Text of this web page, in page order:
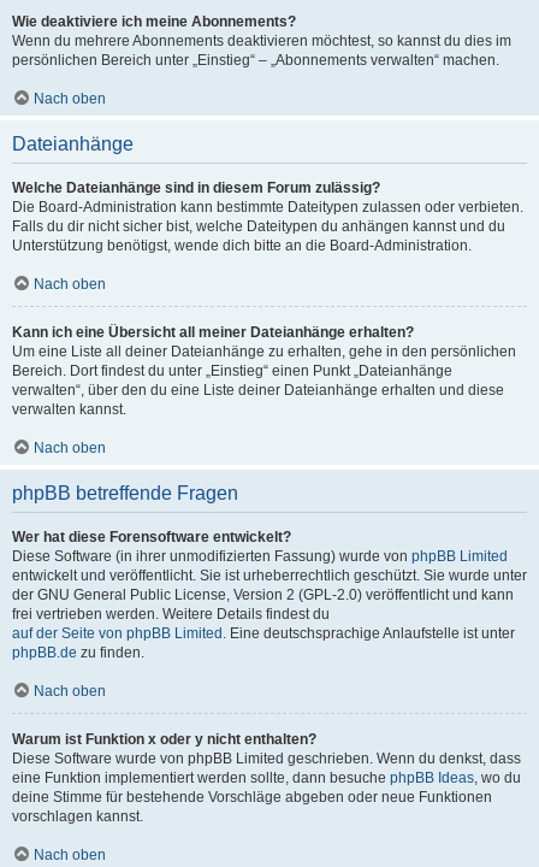
Wie deaktiviere ich meine Abonnements?
Wenn du mehrere Abonnements deaktivieren möchtest, so kannst du dies im
persönlichen Bereich unter „Einstieg“ – „Abonnements verwalten“ machen.
Nach oben
Dateianhänge
Welche Dateianhänge sind in diesem Forum zulässig?
Die Board-Administration kann bestimmte Dateitypen zulassen oder verbieten.
Falls du dir nicht sicher bist, welche Dateitypen du anhängen kannst und du
Unterstützung benötigst, wende dich bitte an die Board-Administration.
Nach oben
Kann ich eine Übersicht all meiner Dateianhänge erhalten?
Um eine Liste all deiner Dateianhänge zu erhalten, gehe in den persönlichen
Bereich. Dort findest du unter „Einstieg“ einen Punkt „Dateianhänge
verwalten“, über den du eine Liste deiner Dateianhänge erhalten und diese
verwalten kannst.
Nach oben
phpBB betreffende Fragen
Wer hat diese Forensoftware entwickelt?
Diese Software (in ihrer unmodifizierten Fassung) wurde von phpBB Limited
entwickelt und veröffentlicht. Sie ist urheberrechtlich geschützt. Sie wurde unter
der GNU General Public License, Version 2 (GPL-2.0) veröffentlicht und kann
frei vertrieben werden. Weitere Details findest du
auf der Seite von phpBB Limited . Eine deutschsprachige Anlaufstelle ist unter
phpBB.de zu finden.
Nach oben
Warum ist Funktion x oder y nicht enthalten?
Diese Software wurde von phpBB Limited geschrieben. Wenn du denkst, dass
eine Funktion implementiert werden sollte, dann besuche phpBB Ideas, wo du
deine Stimme für bestehende Vorschläge abgeben oder neue Funktionen
vorschlagen kannst.
Nach oben